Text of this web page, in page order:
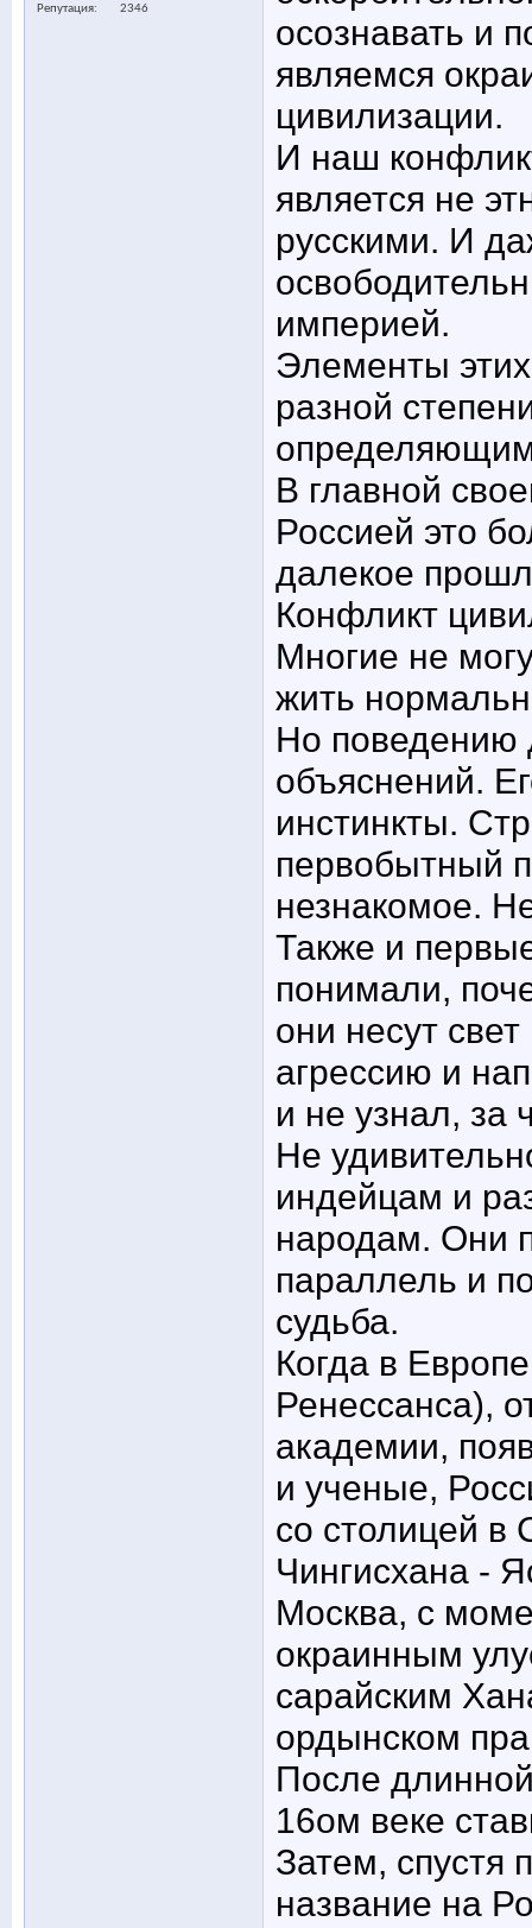
Репутация
2346
осознавать и
являемся
цивилизации.
И наш
является не
русскими. И
империей.
Элементы
разной
В главной
Россией это
далекое
Конфликт
Многие не
жить
Но поведению
объяснений.
инстинкты.
первобытный
незнакомое.
Также и
понимали,
они несут
агрессию и
и не узнал, за
Не
индейцам и
народам. Они
параллель и
судьба.
Когда в
Ренессанса),
академии,
и ученые,
со столицей в
Чингисхана -
Москва, с
окраинным
сарайским
ордынском
После
16ом веке
Затем, спустя
название на